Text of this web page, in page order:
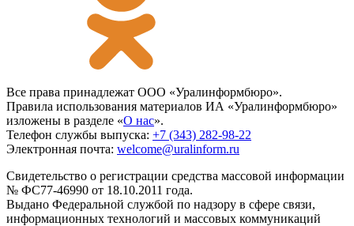
Все права принадлежат ООО «Уралинформбюро».
Правила использования материалов ИА «Уралинформбюро»
изложены в разделе «О нас».
Телефон службы выпуска: +7 (343) 282-98-22
Электронная почта: welcome@uralinform.ru
Свидетельство о регистрации средства массовой информации
№ ФС77-46990 от 18.10.2011 года.
Выдано Федеральной службой по надзору в сфере связи,
информационных технологий и массовых коммуникаций